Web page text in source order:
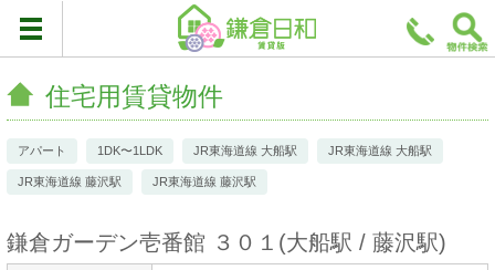
住宅用賃貸物件
アパート 1DK〜1LDK JR東海道線 大船駅 JR東海道線 大船駅
JR東海道線 藤沢駅 JR東海道線 藤沢駅
鎌倉ガーデン壱番館 ３０１ (大船駅 藤沢駅)